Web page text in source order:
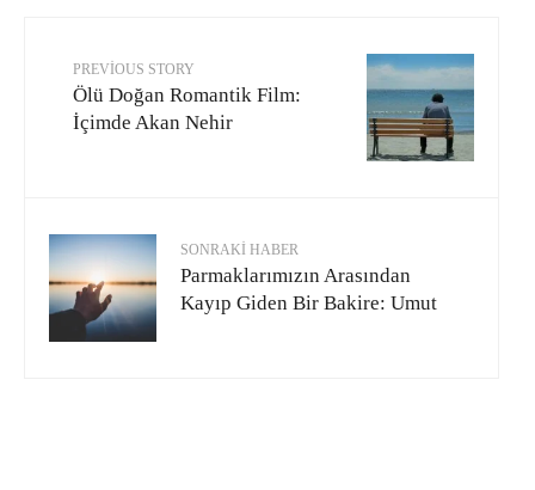
PREVIOUS STORY
Ölü Doğan Romantik Film:
İçimde Akan Nehir
SONRAKI HABER
Parmaklarımızın Arasından
Kayıp Giden Bir Bakire: Umut